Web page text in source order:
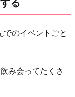
る
のイベントごと
み会ってたくさ